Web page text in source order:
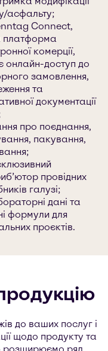
асфальту;
Connect,
комерції,
онлайн-доступ до
замовлення,
та
документації
про поєднання,
пакування,
провідних
галузі;
дані та
формули для
проєктів.
до ваших послуг і
щодо продукту та